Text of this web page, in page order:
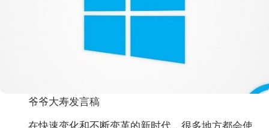
爷爷大寿发言稿
在快速变化和不断变革的新时代，很多地方都会使